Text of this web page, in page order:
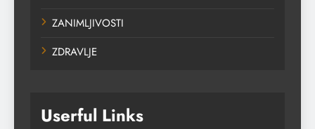
ZANIMLJIVOSTI
ZDRAVLJE
Userful Links